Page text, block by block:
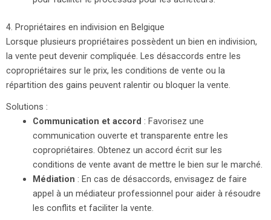
4. Propriétaires en indivision en Belgique
Lorsque plusieurs propriétaires possèdent un bien en indivision,
la vente peut devenir compliquée. Les désaccords entre les
copropriétaires sur le prix, les conditions de vente ou la
répartition des gains peuvent ralentir ou bloquer la vente.
Solutions :
Communication et accord : Favorisez une
communication ouverte et transparente entre les
copropriétaires. Obtenez un accord écrit sur les
conditions de vente avant de mettre le bien sur le marché.
Médiation : En cas de désaccords, envisagez de faire
appel à un médiateur professionnel pour aider à résoudre
les conflits et faciliter la vente.